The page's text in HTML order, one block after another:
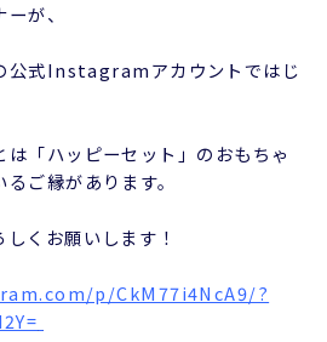
が、
公式Instagramアカウントではじ
は「ハッピーセット」のおもちゃ
ご縁があります。
くお願いします！
p/CkM77i4NcA9/?